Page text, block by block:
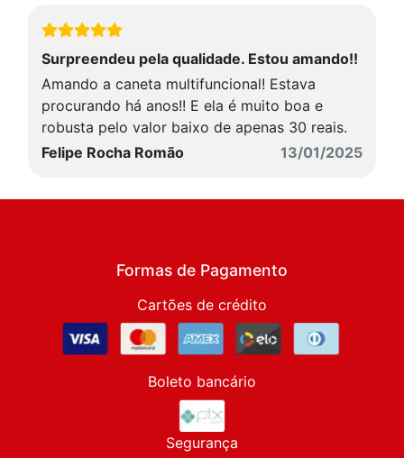
Surpreendeu pela qualidade. Estou amando!!
Amando a caneta multifuncional! Estava
procurando há anos!! E ela é muito boa e
robusta pelo valor baixo de apenas 30 reais.
Felipe Rocha Romão
13/01/2025
Formas de Pagamento
Cartões de crédito
Boleto bancário
Segurança